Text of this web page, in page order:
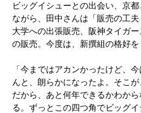
ビッグイシューとの出会い、京
ながら、田中さんは「販売の工
大学への出張販売、阪神タイガ
の販売。今度は、新撰組の格好を
「今まではアカンかったけど、
んと、朗らかになったよ。そこ
だから、あと何年できるかわか
る。ずっとこの四つ角でビッグイ